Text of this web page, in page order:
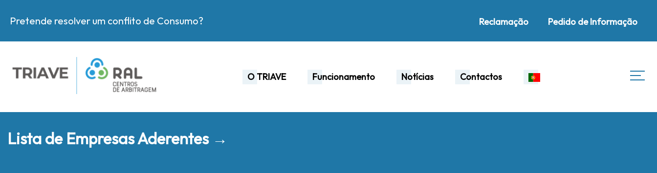
Pretende resolver um conflito de Consumo? Reclamação Pedido de Informação
O TRIAVE Funcionamento Notícias Contactos
Lista de Empresas Aderentes →